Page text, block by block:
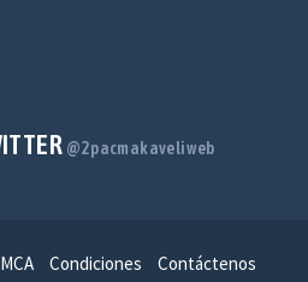
@2pacmakaveliweb
Condiciones Contáctenos